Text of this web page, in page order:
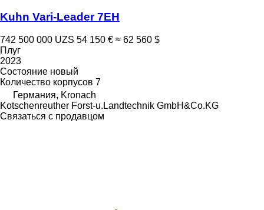
Kuhn Vari-Leader 7EH
742 500 000 UZS 54 150 € ≈ 62 560 $
Плуг
2023
Состояние новый
Количество корпусов 7
Германия, Kronach
Kotschenreuther Forst-u.Landtechnik GmbH&Co.KG
Связаться с продавцом